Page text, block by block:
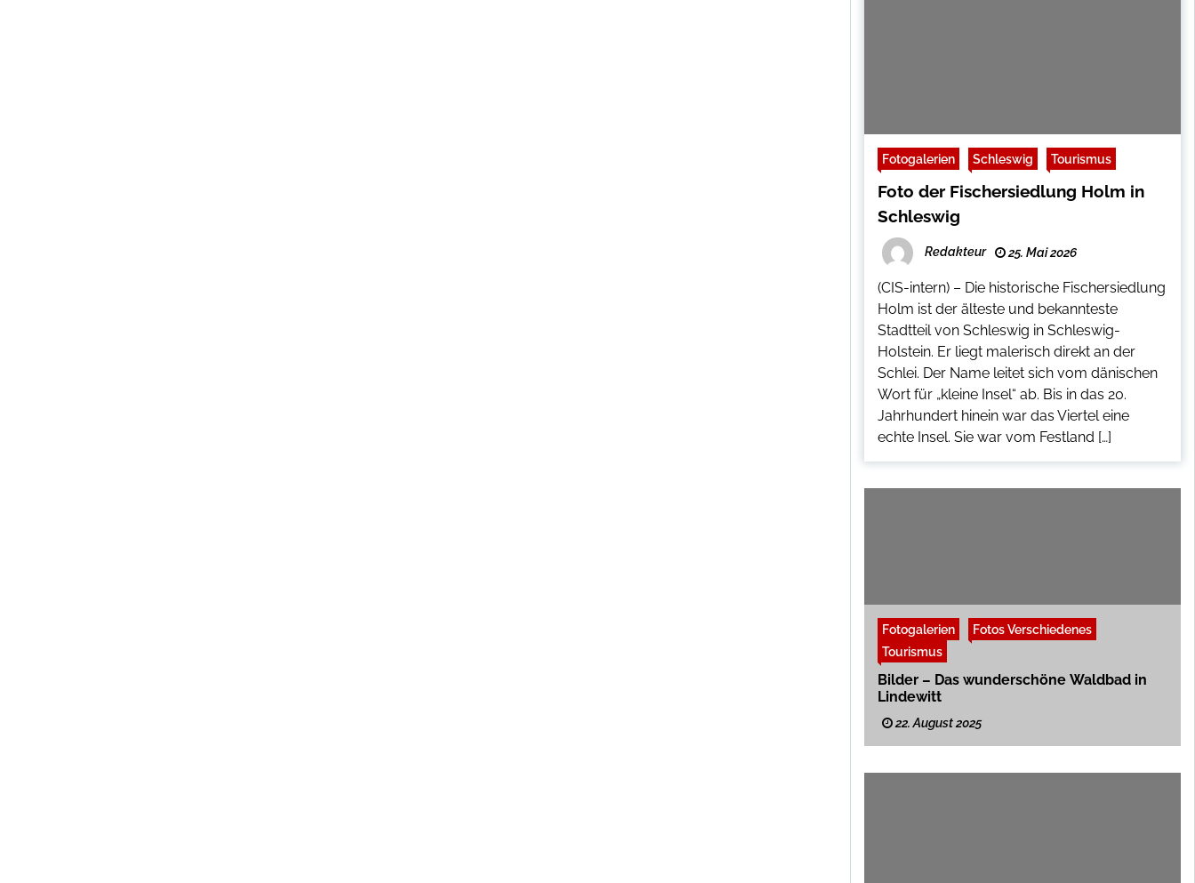
Fotogalerien Schleswig Tourismus
Foto der Fischersiedlung Holm in
Schleswig
Redakteur 25. Mai 2026
(CIS-intern) – Die historische Fischersiedlung
Holm ist der älteste und bekannteste
Stadtteil von Schleswig in Schleswig-
Holstein. Er liegt malerisch direkt an der
Schlei. Der Name leitet sich vom dänischen
Wort für „kleine Insel“ ab. Bis in das 20.
Jahrhundert hinein war das Viertel eine
echte Insel. Sie war vom Festland […]
Fotogalerien
Fotos Verschiedenes
Tourismus
Bilder – Das wunderschöne Waldbad in
Lindewitt
22. August 2025